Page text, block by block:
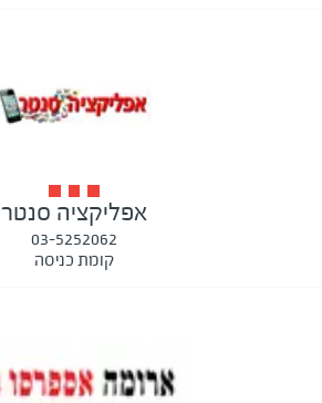
אפליקציה סנטר
03-5252062
קומת כניסה